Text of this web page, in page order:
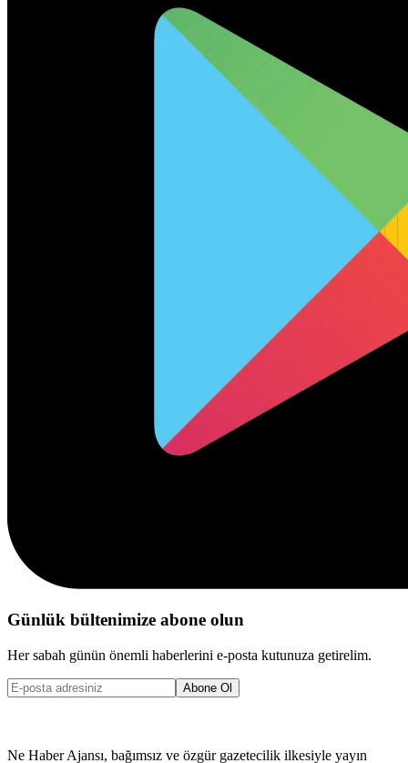
Günlük bültenimize abone olun
Her sabah günün önemli haberlerini e-posta kutunuza getirelim.
Abone Ol
Ne Haber Ajansı, bağımsız ve özgür gazetecilik ilkesiyle yayın